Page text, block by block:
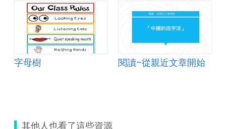
字母樹 閱讀~從親近文章開始
其他人也看了這些資源